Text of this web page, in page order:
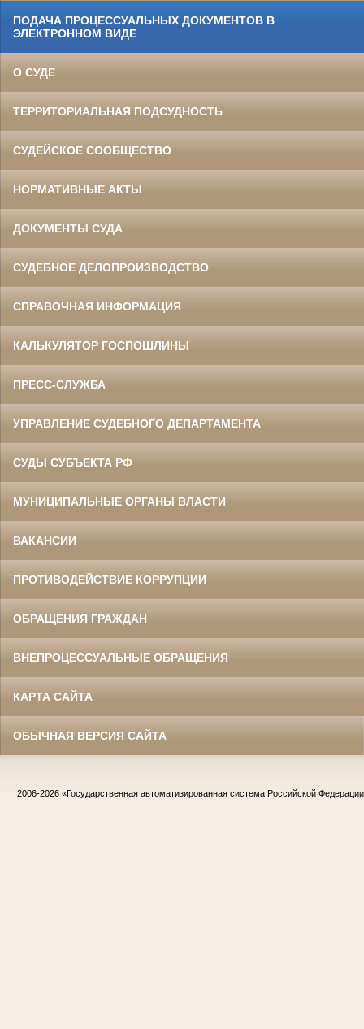
ПОДАЧА ПРОЦЕССУАЛЬНЫХ ДОКУМЕНТОВ В
ЭЛЕКТРОННОМ ВИДЕ
О СУДЕ
ТЕРРИТОРИАЛЬНАЯ ПОДСУДНОСТЬ
СУДЕЙСКОЕ СООБЩЕСТВО
НОРМАТИВНЫЕ АКТЫ
ДОКУМЕНТЫ СУДА
СУДЕБНОЕ ДЕЛОПРОИЗВОДСТВО
СПРАВОЧНАЯ ИНФОРМАЦИЯ
КАЛЬКУЛЯТОР ГОСПОШЛИНЫ
ПРЕСС-СЛУЖБА
УПРАВЛЕНИЕ СУДЕБНОГО ДЕПАРТАМЕНТА
СУДЫ СУБЪЕКТА РФ
МУНИЦИПАЛЬНЫЕ ОРГАНЫ ВЛАСТИ
ВАКАНСИИ
ПРОТИВОДЕЙСТВИЕ КОРРУПЦИИ
ОБРАЩЕНИЯ ГРАЖДАН
ВНЕПРОЦЕССУАЛЬНЫЕ ОБРАЩЕНИЯ
КАРТА САЙТА
ОБЫЧНАЯ ВЕРСИЯ САЙТА
2006-2026 «Государственная автоматизированная система Российской